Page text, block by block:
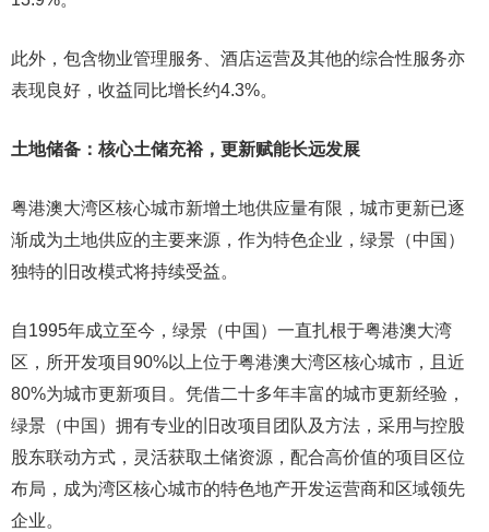
此外，包含物业管理服务、酒店运营及其他的综合性服务亦
表现良好，收益同比增长约4.3%。
土地储备：核心土储充裕，更新赋能长远发展
粤港澳大湾区核心城市新增土地供应量有限，城市更新已逐
渐成为土地供应的主要来源，作为特色企业，绿景（中国）
独特的旧改模式将持续受益。
自1995年成立至今，绿景（中国）一直扎根于粤港澳大湾
区，所开发项目90%以上位于粤港澳大湾区核心城市，且近
80%为城市更新项目。凭借二十多年丰富的城市更新经验，
绿景（中国）拥有专业的旧改项目团队及方法，采用与控股
股东联动方式，灵活获取土储资源，配合高价值的项目区位
布局，成为湾区核心城市的特色地产开发运营商和区域领先
企业。